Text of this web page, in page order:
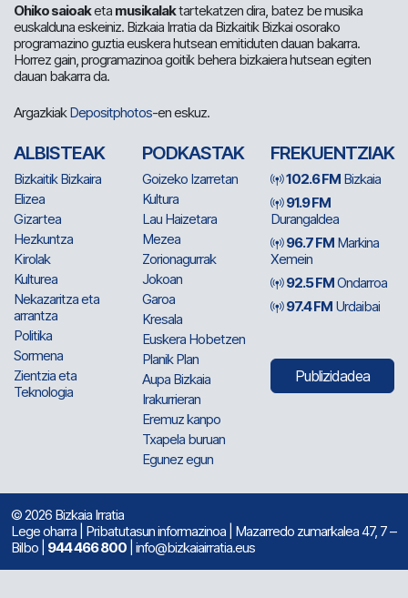
Ohiko saioaketa musikalaktartekatzen dira, batez be musika
euskalduna eskeiniz. Bizkaia Irratia da Bizkaitik Bizkai osorako
programazino guztia euskera hutsean emitiduten dauan bakarra.
Horrez gain, programazinoa goitik behera bizkaiera hutsean egiten
dauan bakarra da.
ArgazkiakDepositphotos-en eskuz.
ALBISTEAK
Bizkaitik Bizkaira
Elizea
Gizartea
Hezkuntza
Kirolak
Kulturea
Nekazaritza eta
arrantza
Politika
Sormena
Zientzia eta
Teknologia
PODKASTAK
Goizeko Izarretan
Kultura
Lau Haizetara
Mezea
Zorionagurrak
Jokoan
Garoa
Kresala
Euskera Hobetzen
Planik Plan
Aupa Bizkaia
Irakurrieran
Eremuz kanpo
Txapela buruan
Egunez egun
FREKUENTZIAK
102.6 FM Bizkaia
91.9 FM
Durangaldea
96.7 FM Markina
Xemein
92.5 FMOndarroa
97.4 FM Urdaibai
Publizidadea
© 2026 Bizkaia Irratia
Lege oharra Pribatutasun informazinoa | Mazarredo zumarkalea 47, 7 –
Bilbo | 944 466 800 | info@bizkaiairratia.eus